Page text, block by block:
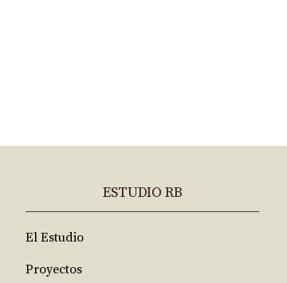
ESTUDIO RB
El Estudio
Proyectos